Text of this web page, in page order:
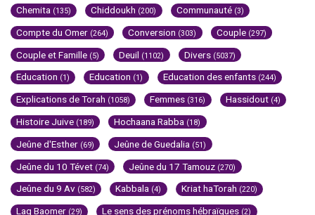
Chemita (135) Chiddoukh (200) Communauté (3)
Compte du Omer (264) Conversion (303) Couple (297)
Couple et Famille (5) Deuil (1102) Divers (5037)
Education (1) Education (1) Education des enfants (244)
Explications de Torah (1058) Femmes (316) Hassidout (4)
Histoire Juive (189) Hochaana Rabba (18)
Jeûne d'Esther (69) Jeûne de Guedalia (51)
Jeûne du 10 Tévet (74) Jeûne du 17 Tamouz (270)
Jeûne du 9 Av (582) Kabbala (4) Kriat haTorah (220)
Lag Baomer (29) Le sens des prénoms hébraïques (2)